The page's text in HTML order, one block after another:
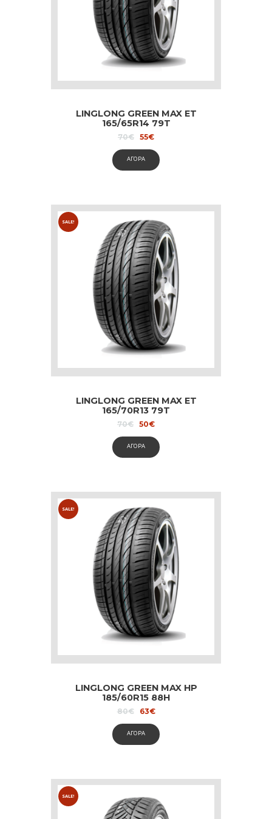
LINGLONG GREEN MAX ET
165/65R14 79T
70€ Original
was:
70€.
55€Current
is:
55€.
ΑΓΟΡΑ
SALE!
LINGLONG GREEN MAX ET
165/70R13 79T
70€
Original
was:
70€.
50€Current
is:
50€.
ΑΓΟΡΑ
SALE!
LINGLONG GREEN MAX HP
185/60R15 88H
80€
Original
was:
80€.
63€Current
is:
63€.
ΑΓΟΡΑ
SALE!